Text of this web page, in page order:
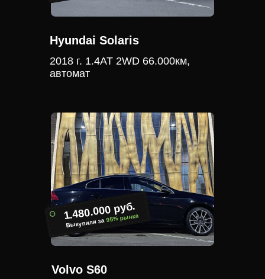
1.480.000 руб.
Выкупили за95% рынка
2018 г. 1.4АТ 2WD 66.000км,
автомат
Hyundai Solaris
Volvo S60